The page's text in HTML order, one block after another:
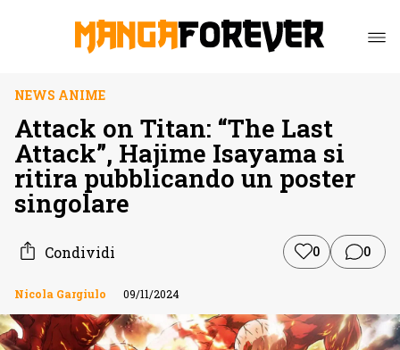
NEWS ANIME
Attack on Titan: “The Last
Attack”, Hajime Isayama si
ritira pubblicando un poster
singolare
Condividi 0 0
Nicola Gargiulo 09/11/2024